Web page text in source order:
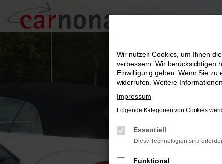
Zum
Hauptinhalt
springen
Wir nutzen Cookies, um Ihnen
verbessern. Wir berücksichtigen
Einwilligung geben. Wenn Sie
widerrufen. Weitere
Impressum
Folgende Kategorien von Cookies
Essentiell
Diese Technologien sind
Funktional